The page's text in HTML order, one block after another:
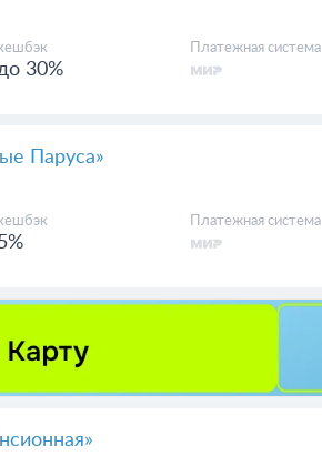
30%
Платежная система
Паруса»
Платежная система